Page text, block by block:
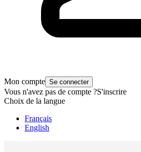
Mon compte Se connecter
Vous n'avez pas de compte ?S'inscrire
Choix de la langue
Français
English